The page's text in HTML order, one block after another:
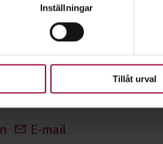
uppgifter behandlas och
när som helst från cookie-förklaringen.
som möjligt använder vi
Inställningar
Tillåt urval
E-mail